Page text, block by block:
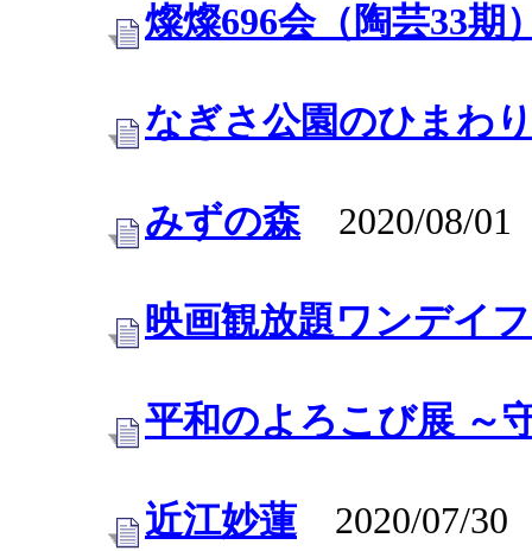
燦燦696会（陶芸33期
なぎさ公園のひまわ
みずの森2020/08/01
映画観放題ワンデイ
平和のよろこび展 ～
近江妙蓮2020/07/30